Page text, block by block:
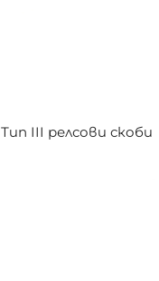
Тип III релсови скоби